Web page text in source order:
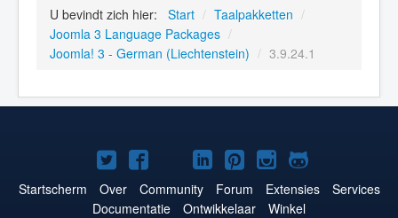
U bevindt zich hier: Start / Taalpakketten /
Joomla 3 Language Packages /
Joomla! 3 - German (Liechtenstein) / 3.9.24.1
Joomla!
op
Joomla!
op
Joomla!
op
Joomla!
op
Joomla!
op
Joomla!
op
Joomla!
op
Startscherm Over Community Forum Extensies
Services
Documentatie
Ontwikkelaar Winkel